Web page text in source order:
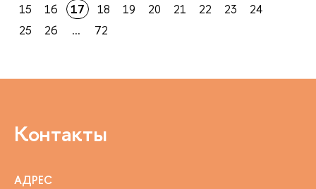
15
16 17 18 19 20 21 22 23
24
25
26 ... 72
Контакты
АДРЕС